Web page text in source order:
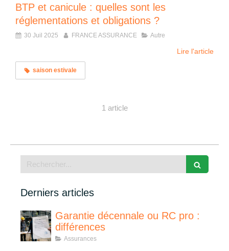
BTP et canicule : quelles sont les
réglementations et obligations ?
30 Juil 2025 FRANCE ASSURANCE Autre
Lire l'article
saison estivale
1 article
Derniers articles
Garantie décennale ou RC pro :
différences
Assurances